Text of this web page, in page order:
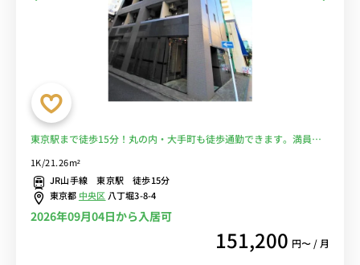
東京駅まで徒歩15分！丸の内・大手町も徒歩通勤できます。満員電
選べるWi-Fi格安レンタル中！
1K/21.26m²
JR山手線 東京駅 徒歩15分
東京都 中央区 八丁堀3-8-4
2026年09月04日から入居可
151,200 円〜 / 月